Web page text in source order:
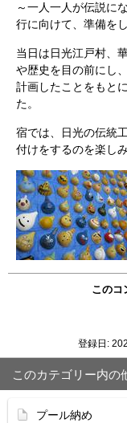
～一人一人が伝説に
行に向けて、準備を
当日は日光江戸村、
や歴史を目の前にし
計画したことをもと
た。
宿では、日光の伝統
付けをするのを楽しみ
このコ
登録日:
このカテゴリー内の
プール納め